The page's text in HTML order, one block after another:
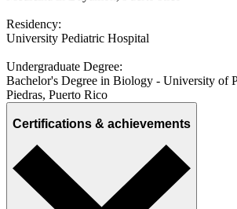
Residency:
University Pediatric Hospital
Undergraduate Degree:
Bachelor's Degree in Biology - University of
Piedras, Puerto Rico
Certifications & achievements